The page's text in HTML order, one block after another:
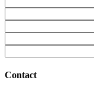
Contact